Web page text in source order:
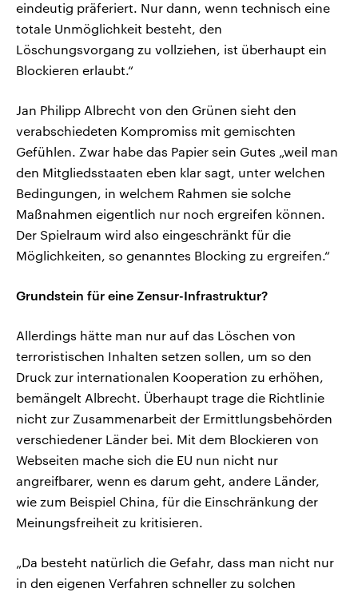
eindeutig präferiert. Nur dann, wenn technisch eine
totale Unmöglichkeit besteht, den
Löschungsvorgang zu vollziehen, ist überhaupt ein
Blockieren erlaubt.“
Jan Philipp Albrecht von den Grünen sieht den
verabschiedeten Kompromiss mit gemischten
Gefühlen. Zwar habe das Papier sein Gutes „weil man
den Mitgliedsstaaten eben klar sagt, unter welchen
Bedingungen, in welchem Rahmen sie solche
Maßnahmen eigentlich nur noch ergreifen können.
Der Spielraum wird also eingeschränkt für die
Möglichkeiten, so genanntes Blocking zu ergreifen.“
Grundstein für eine Zensur-Infrastruktur?
Allerdings hätte man nur auf das Löschen von
terroristischen Inhalten setzen sollen, um so den
Druck zur internationalen Kooperation zu erhöhen,
bemängelt Albrecht. Überhaupt trage die Richtlinie
nicht zur Zusammenarbeit der Ermittlungsbehörden
verschiedener Länder bei. Mit dem Blockieren von
Webseiten mache sich die EU nun nicht nur
angreifbarer, wenn es darum geht, andere Länder,
wie zum Beispiel China, für die Einschränkung der
Meinungsfreiheit zu kritisieren.
„Da besteht natürlich die Gefahr, dass man nicht nur
in den eigenen Verfahren schneller zu solchen